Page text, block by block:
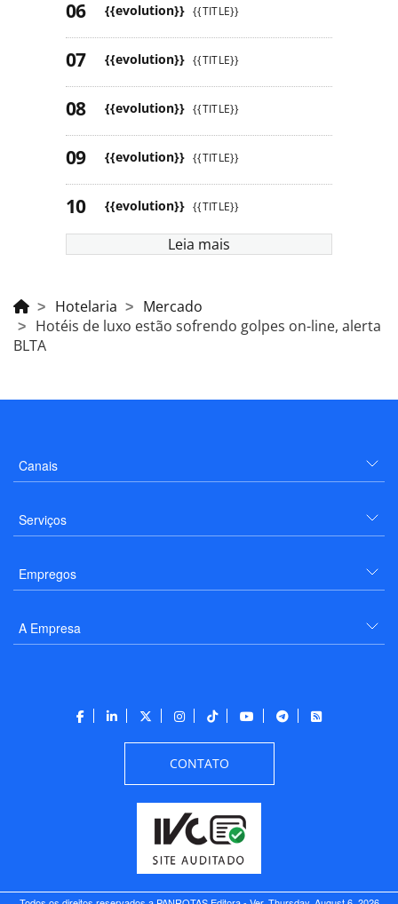
{{evolution}} {{TITLE}}
{{evolution}} {{TITLE}}
{{evolution}} {{TITLE}}
{{evolution}} {{TITLE}}
{{evolution}} {{TITLE}}
Leia mais
Hotelaria
Mercado
Hotéis de luxo estão sofrendo golpes on-line, alerta
BLTA
Canais
Serviços
Empregos
A Empresa
CONTATO